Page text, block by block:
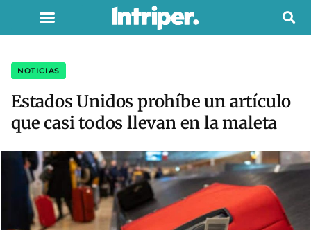
NOTICIAS
Estados Unidos prohíbe un artículo
que casi todos llevan en la maleta